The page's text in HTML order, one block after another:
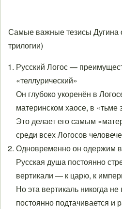
Самые важные тезисы Дугина
трилогии)
Русский Логос —
«теллурический»
Он глубоко укоренён в
материнском хаосе, в «тьме
Это делает его самым
среди всех Логосов
Одновременно он одержим
Русская душа постоянно
вертикали — к царю, к
Но эта вертикаль никогда
постоянно подтачивается и